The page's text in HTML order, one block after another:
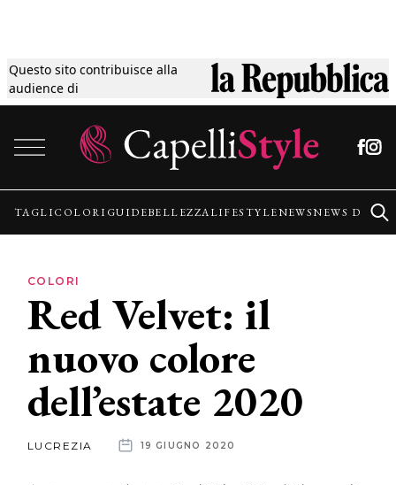
Questo sito contribuisce alla
audience di
Tagli
Colori
Guide
Lifestyle
News
News
TAGLICOLORI GUIDEBELLEZZALIFESTYLENEWSNEWS
COLORI
Red Velvet: il
nuovo colore
dell’estate 2020
LUCREZIA 19 GIUGNO 2020